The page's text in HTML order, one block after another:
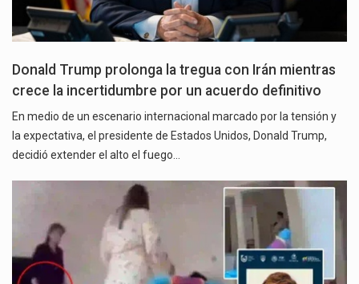
Donald Trump prolonga la tregua con Irán mientras
crece la incertidumbre por un acuerdo definitivo
En medio de un escenario internacional marcado por la tensión y
la expectativa, el presidente de Estados Unidos, Donald Trump,
decidió extender el alto el fuego…